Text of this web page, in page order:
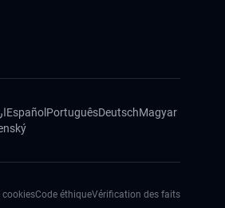
Español PortuguêsDeutschMagyar
cookiesCode éthiqueVérification des faits